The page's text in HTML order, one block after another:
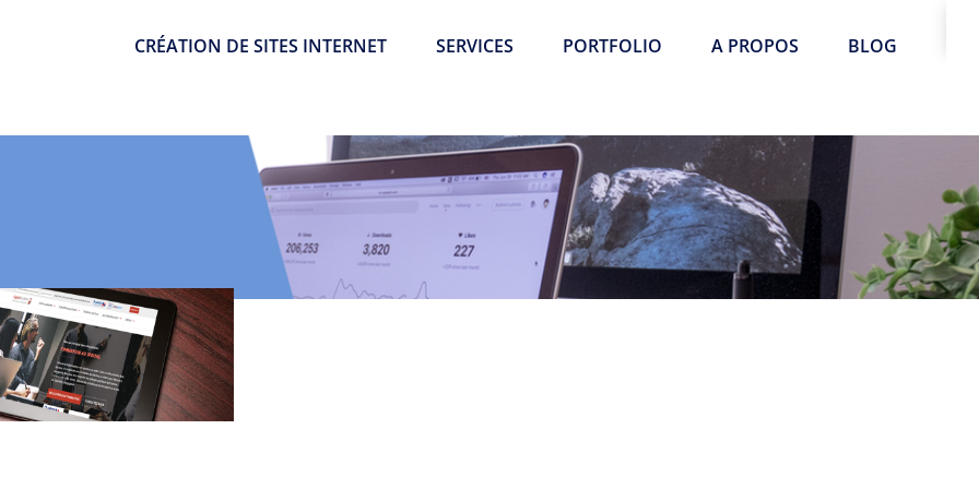
CRÉATION DE SITES INTERNET SERVICES PORTFOLIO A PROPOS BLOG